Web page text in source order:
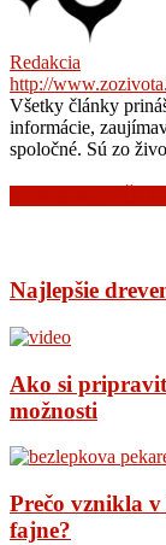
Redakcia
http://
Všetky články
informácie,
spoločné. Sú zo
Najlepšie
Ako si
možnosti
Prečo vznikla v
fajne?